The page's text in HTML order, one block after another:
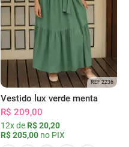
REF 2236
Vestido lux verde menta
R$ 209,00
12x de R$ 20,20
R$ 205,00 no PIX